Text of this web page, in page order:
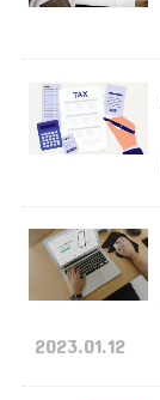
2023.01.12